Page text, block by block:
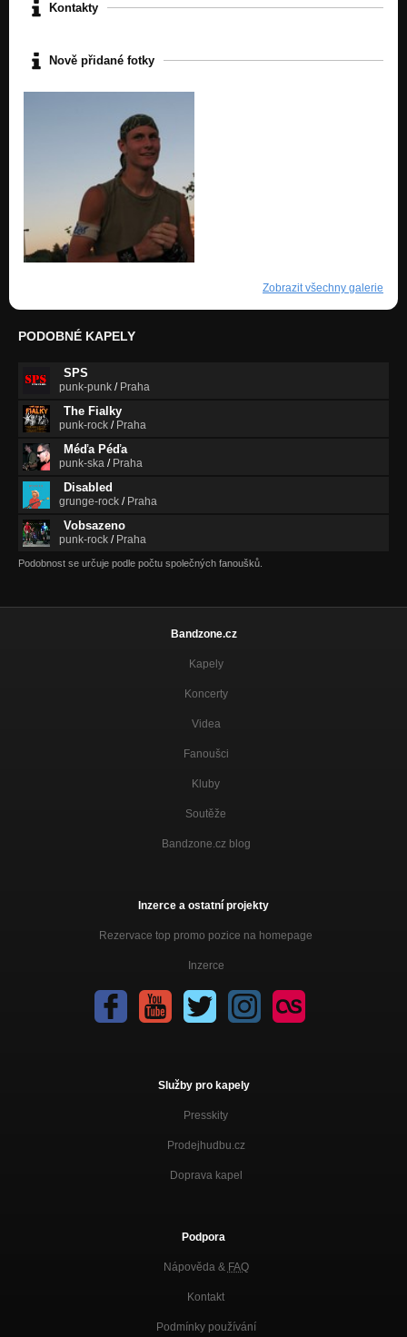
Kontakty
Nově přidané fotky
Zobrazit všechny galerie
PODOBNÉ KAPELY
SPS
punk-punk / Praha
The Fialky
punk-rock / Praha
Méďa Péďa
punk-ska / Praha
Disabled
grunge-rock / Praha
Vobsazeno
punk-rock / Praha
Podobnost se určuje podle počtu společných fanoušků.
Bandzone.cz
Kapely
Koncerty
Videa
Fanoušci
Kluby
Soutěže
Bandzone.cz blog
Inzerce a ostatní projekty
Rezervace top promo pozice na homepage
Inzerce
Služby pro kapely
Presskity
Prodejhudbu.cz
Doprava kapel
Podpora
Nápověda & FAQ
Kontakt
Podmínky používání